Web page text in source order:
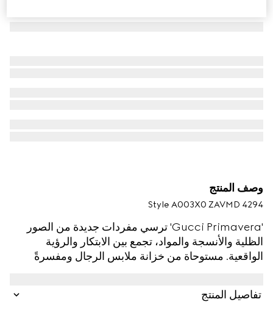
وصف المنتج
Style ‎A003X0 ZAVMD 4294
'Gucci Primavera' ترسي مفردات جديدة من الصور
الظلية والأنسجة والمواد، تجمع بين الابتكار والرؤية
الواقعية. مستوحاة من خزانة ملابس الرجال ومفسرةً
الخفيف الوزن، هذه السراويل مصممة بخطاف ولوحة
تفاصيل المنتج